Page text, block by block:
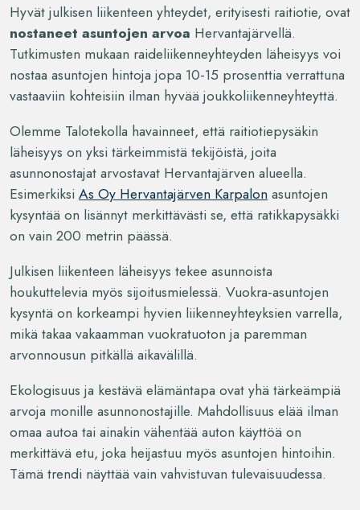
Hyvät julkisen liikenteen yhteydet, erityisesti raitiotie, ovat
nostaneet asuntojen arvoa Hervantajärvellä.
Tutkimusten mukaan raideliikenneyhteyden läheisyys voi
nostaa asuntojen hintoja jopa 10-15 prosenttia verrattuna
vastaaviin kohteisiin ilman hyvää joukkoliikenneyhteyttä.
Olemme Talotekolla havainneet, että raitiotiepysäkin
läheisyys on yksi tärkeimmistä tekijöistä, joita
asunnonostajat arvostavat Hervantajärven alueella.
Esimerkiksi As Oy Hervantajärven Karpalonasuntojen
kysyntää on lisännyt merkittävästi se, että ratikkapysäkki
on vain 200 metrin päässä.
Julkisen liikenteen läheisyys tekee asunnoista
houkuttelevia myös sijoitusmielessä. Vuokra-asuntojen
kysyntä on korkeampi hyvien liikenneyhteyksien varrella,
mikä takaa vakaamman vuokratuoton ja paremman
arvonnousun pitkällä aikavälillä.
Ekologisuus ja kestävä elämäntapa ovat yhä tärkeämpiä
arvoja monille asunnonostajille. Mahdollisuus elää ilman
omaa autoa tai ainakin vähentää auton käyttöä on
merkittävä etu, joka heijastuu myös asuntojen hintoihin.
Tämä trendi näyttää vain vahvistuvan tulevaisuudessa.